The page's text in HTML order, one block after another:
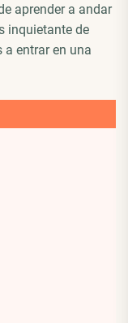
aprender a andar
inquietante de
a entrar en una